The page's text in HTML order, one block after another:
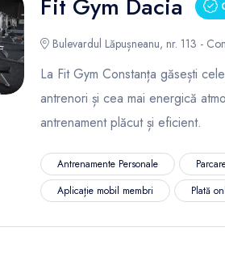
Bulevardul Lăpușneanu, nr. 113 -
La Fit Gym Constanța găsești
antrenori și cea mai energică
antrenament plăcut și eficient.
Antrenamente Personale
Aplicație mobil membri
Plată